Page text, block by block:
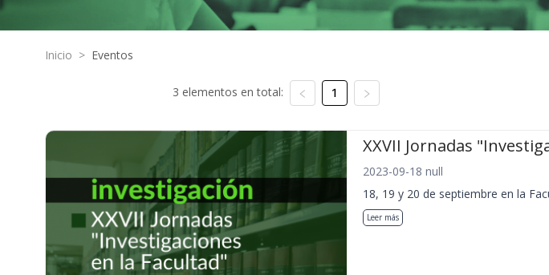
Inicio > Eventos
3 elementos en total: 1
XXVII Jornadas
2023-09-18 null
18, 19 y 20 de septiembre en la
Leer más